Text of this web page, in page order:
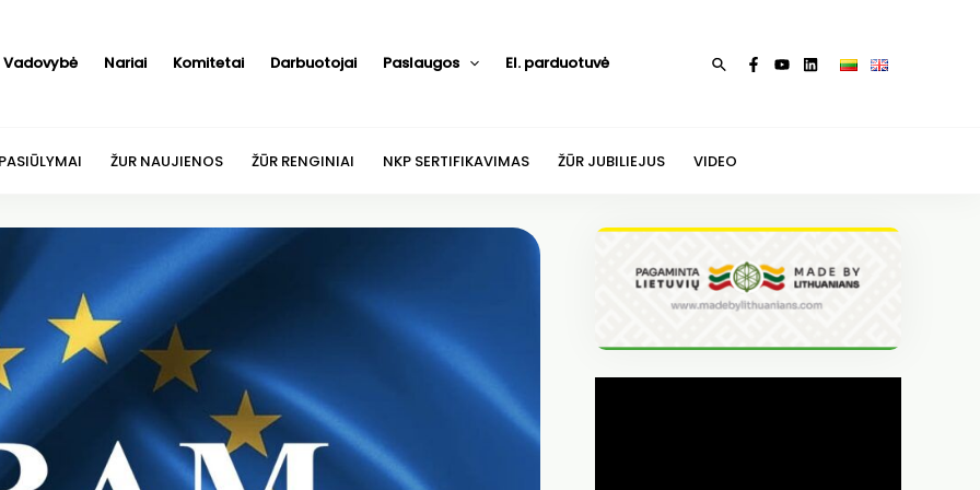
Vadovybė Nariai Komitetai Darbuotojai Paslaugos El. parduotuvė Paieška
ŽUR NAUJIENOS ŽŪR RENGINIAI NKP SERTIFIKAVIMAS ŽŪR JUBILIEJUS VIDEO